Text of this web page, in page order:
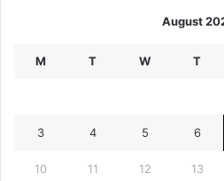
August
M T W T
3 4 5 6
10 11 12 13